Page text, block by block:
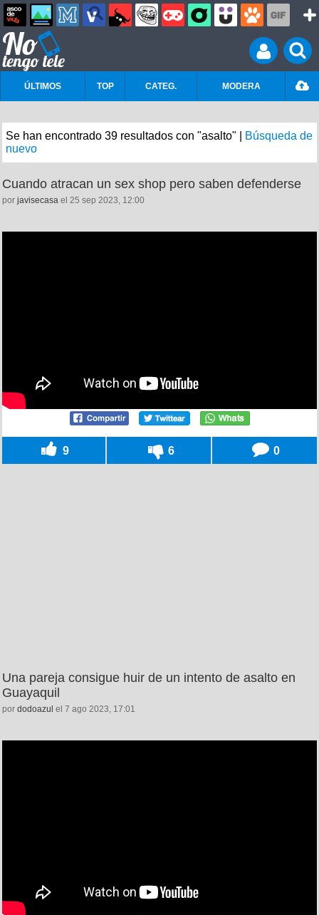
ÚLTIMOS TOP CATEG. MODERA
Se han encontrado 39 resultados con "asalto" |
Búsqueda de
nuevo
Cuando atracan un sex shop pero saben defenderse
por javisecasa el 25 sep 2023, 12:00
9 6 0
Una pareja consigue huir de un intento de asalto en
Guayaquil
por dodoazul el 7 ago 2023, 17:01